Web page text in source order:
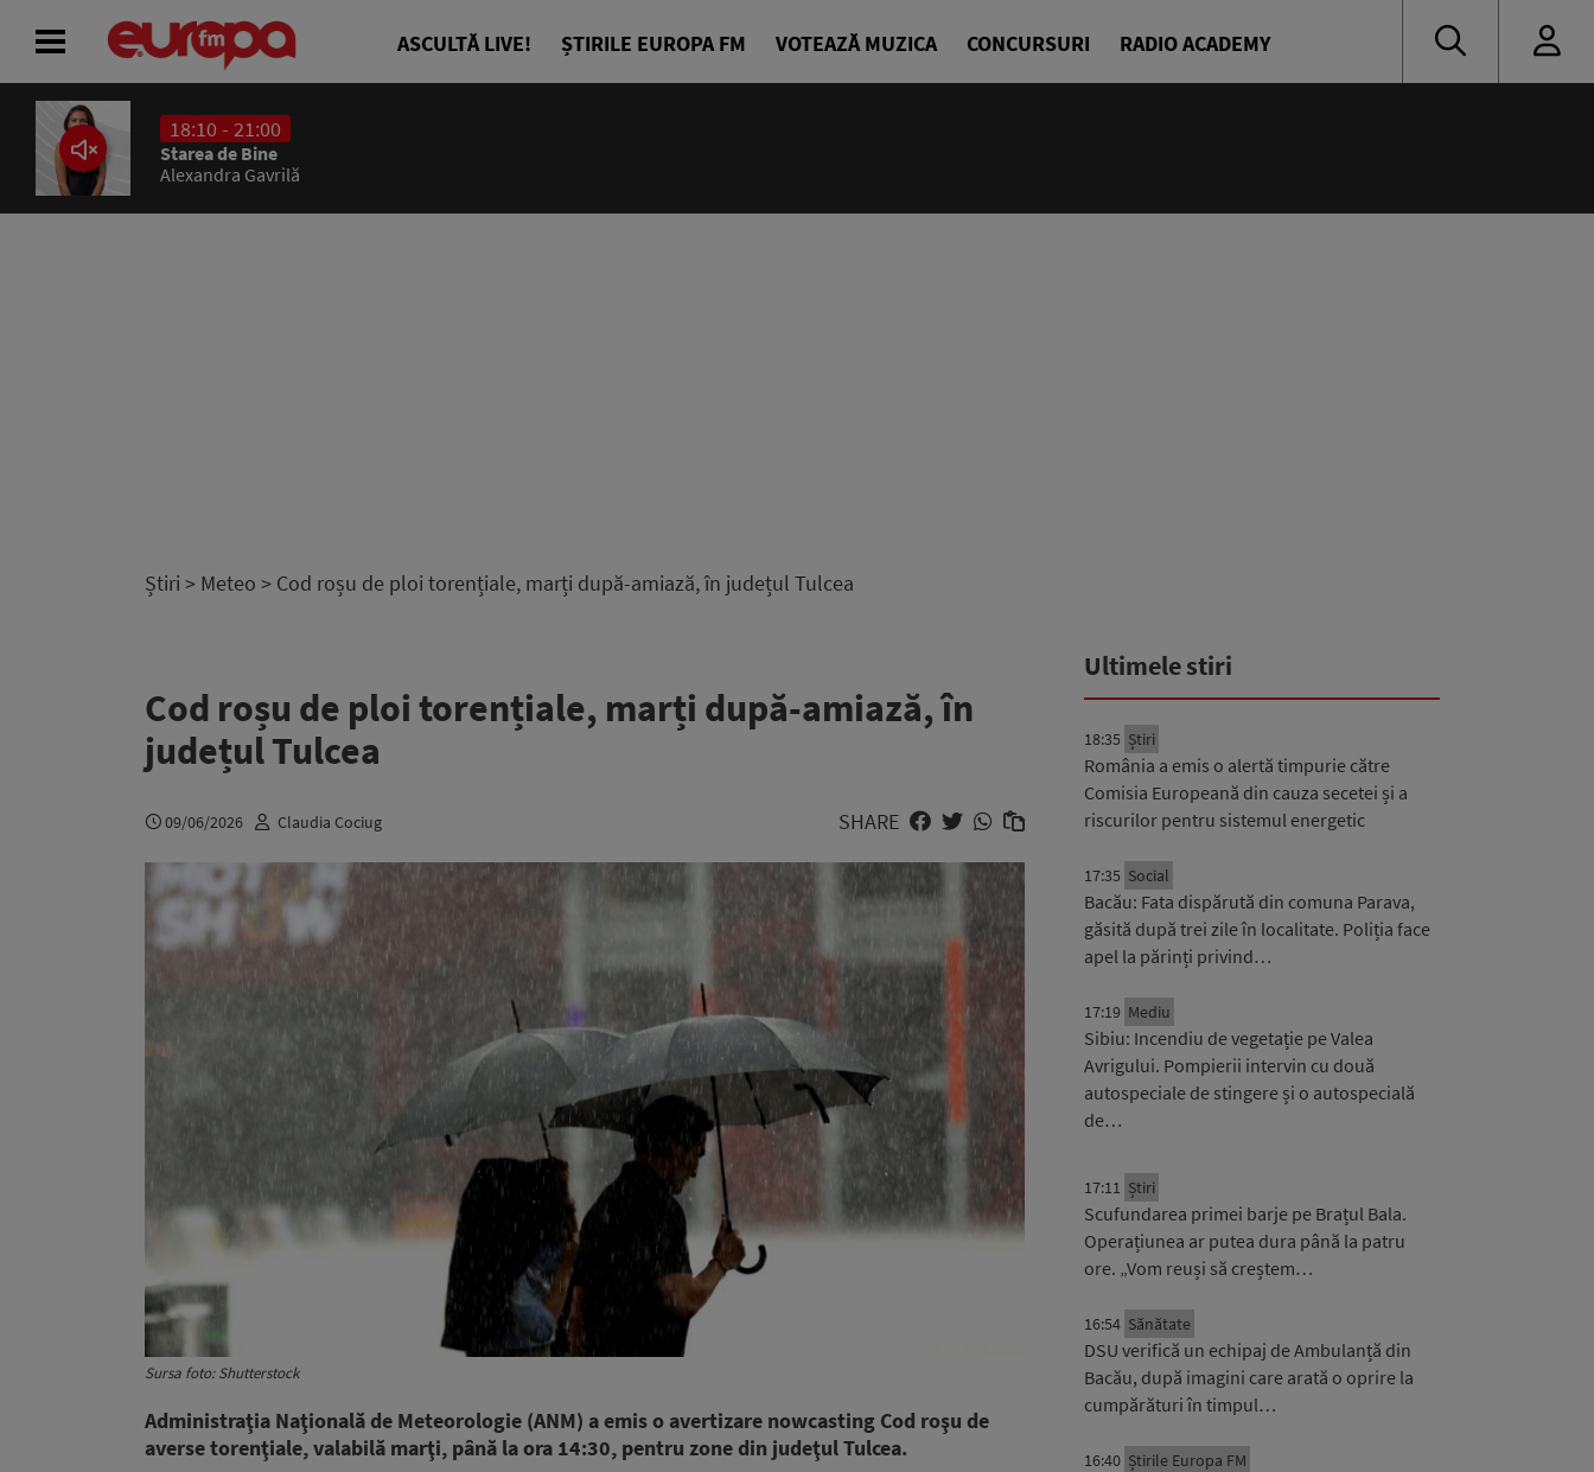
ASCULTĂ LIVE! ȘTIRILE EUROPA FM VOTEAZĂ MUZICA CONCURSURI RADIO ACADEMY
18:10 - 21:00
Starea de Bine
Alexandra Gavrilă
Știri > Meteo > Cod roșu de ploi torențiale, marți după-amiază, în județul Tulcea
Cod roșu de ploi torențiale, marți după-amiază, în
județul Tulcea
09/06/2026 Claudia Cociug SHARE
Sursa foto: Shutterstock
Administraţia Naţională de Meteorologie (ANM) a emis o avertizare nowcasting Cod roşu de
averse torenţiale, valabilă marţi, până la ora 14:30, pentru zone din judeţul Tulcea.
Ultimele stiri
18:35 Știri
România a emis o alertă timpurie către
Comisia Europeană din cauza secetei și a
riscurilor pentru sistemul energetic
17:35 Social
Bacău: Fata dispărută din comuna Parava,
găsită după trei zile în localitate. Poliția face
apel la părinți privind…
17:19 Mediu
Sibiu: Incendiu de vegetație pe Valea
Avrigului. Pompierii intervin cu două
autospeciale de stingere și o autospecială
de…
17:11 Știri
Scufundarea primei barje pe Brațul Bala.
Operațiunea ar putea dura până la patru
ore. „Vom reuși să creștem…
16:54 Sănătate
DSU verifică un echipaj de Ambulanță din
Bacău, după imagini care arată o oprire la
cumpărături în timpul…
16:40 Știrile Europa FM
ACASĂ
ȘTIRI